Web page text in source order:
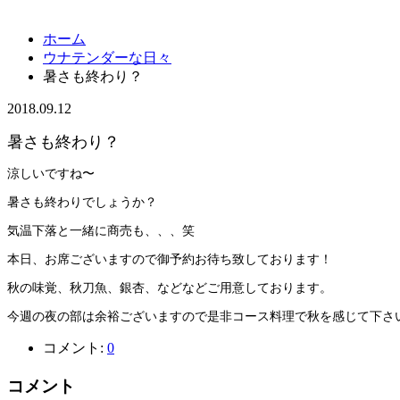
ホーム
ウナテンダーな日々
暑さも終わり？
2018.09.12
暑さも終わり？
涼しいですね〜
暑さも終わりでしょうか？
気温下落と一緒に商売も、、、笑
本日、お席ございますので御予約お待ち致しております！
秋の味覚、秋刀魚、銀杏、などなどご用意しております。
今週の夜の部は余裕ございますので是非コース料理で秋を感じて下さ
コメント: 0
コメント